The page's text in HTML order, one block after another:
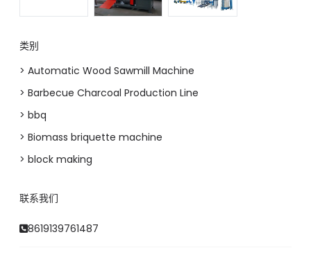
类别
> Automatic Wood Sawmill Machine
> Barbecue Charcoal Production Line
> bbq
> Biomass briquette machine
> block making
联系我们
8619139761487